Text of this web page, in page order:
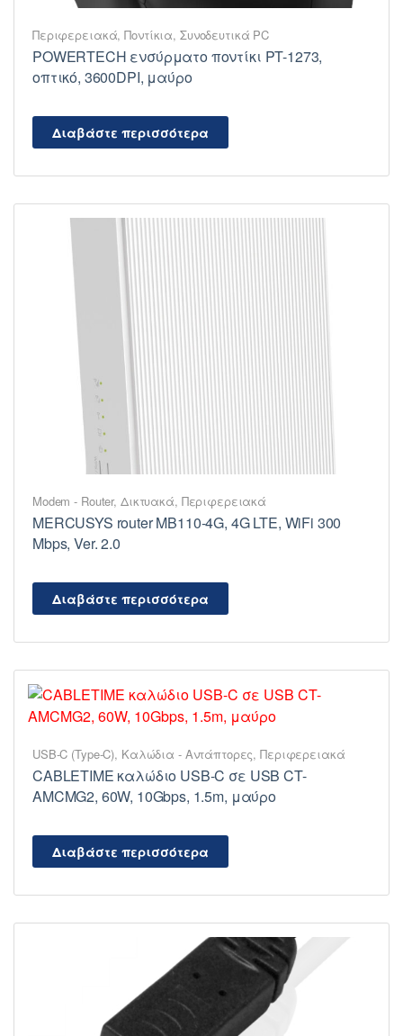
Περιφερειακά,Ποντίκια, Συνοδευτικά PC
POWERTECH ενσύρματο ποντίκι PT-1273,
οπτικό, 3600DPI, μαύρο
Διαβάστε περισσότερα
Modem - Router, Δικτυακά, Περιφερειακά
MERCUSYS router MB110-4G, 4G LTE, WiFi 300
Mbps, Ver. 2.0
Διαβάστε περισσότερα
USB-C (Type-C), Καλώδια - Αντάπτορες,Περιφερειακά
CABLETIME καλώδιο USB-C σε USB CT-
AMCMG2, 60W, 10Gbps, 1.5m, μαύρο
Διαβάστε περισσότερα